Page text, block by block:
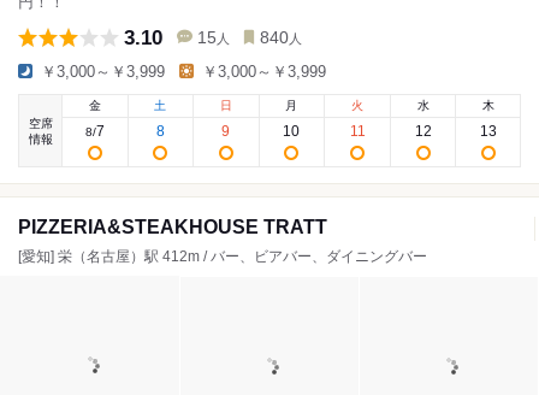
3.10 15 人 840 人
￥3,000～￥3,999 ￥3,000～￥3,999
空席
情報
金
8/7
土
8
日
9
月
10
火
11
水
12
木
13
PIZZERIA&STEAKHOUSE TRATT
[愛知] 栄（名古屋）駅 412m / バー、ビアバー、ダイニングバー